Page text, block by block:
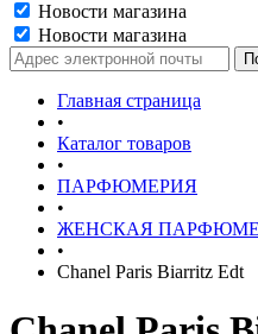
Новости магазина
Новости магазина
Главная страница
•
Каталог товаров
•
ПАРФЮМЕРИЯ
•
ЖЕНСКАЯ
•
Chanel Paris Biarritz Edt